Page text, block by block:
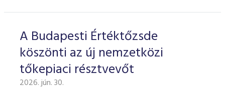
A Budapesti Értéktőzsde
köszönti az új nemzetközi
tőkepiaci résztvevőt
2026. jún. 30.